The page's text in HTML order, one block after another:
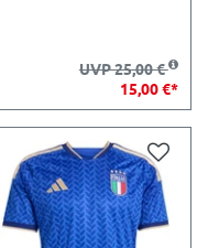
UVP 25,00 €
15,00 €*